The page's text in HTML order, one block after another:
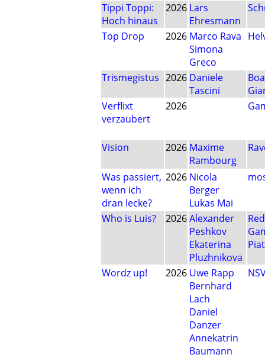
Tippi Toppi:
Hoch hinaus
2026 Lars
Ehresmann
Top Drop 2026 Marco Rava
Simona
Greco
Trismegistus 2026 Daniele
Tascini
Verflixt
verzaubert
2026
Vision 2026 Maxime
Rambourg
Was passiert,
wenn ich
dran lecke?
2026 Nicola
Berger
Lukas Mai
Who is Luis? 2026Alexander
Peshkov
Ekaterina
Pluzhnikova
Wordz up! 2026 Uwe Rapp
Bernhard
Lach
Daniel
Danzer
Annekatrin
Baumann